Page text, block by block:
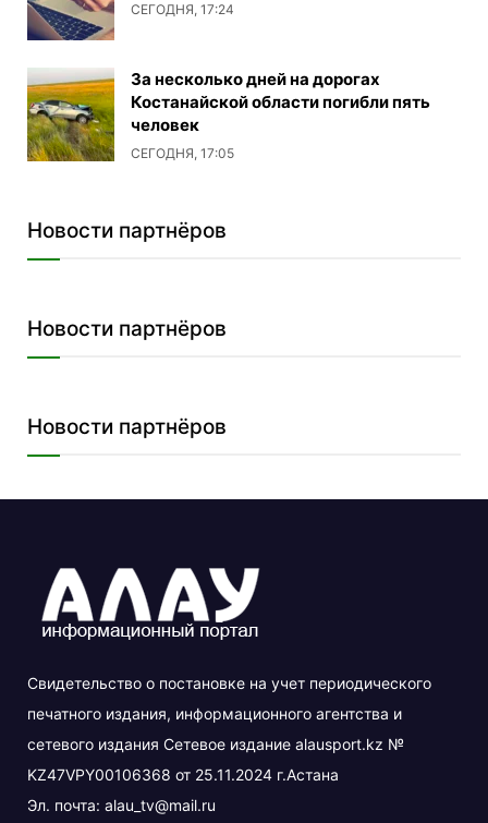
СЕГОДНЯ, 17:24
За несколько дней на дорогах
Костанайской области погибли пять
человек
СЕГОДНЯ, 17:05
Новости партнёров
Новости партнёров
Новости партнёров
Свидетельство о постановке на учет периодического
печатного издания, информационного агентства и
сетевого издания Сетевое издание alausport.kz №
KZ47VPY00106368 от 25.11.2024 г.Астана
Эл. почта: alau_tv@mail.ru